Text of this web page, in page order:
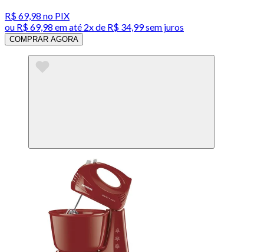
R$ 69,98 no PIX
ou R$ 69,98 em até 2x de R$ 34,99 sem juros
COMPRAR AGORA